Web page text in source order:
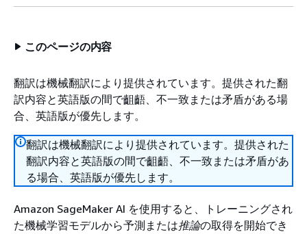
このページの内容
翻訳は機械翻訳により提供されています。提供された翻
訳内容と英語版の間で齟齬、不一致または矛盾がある場
合、英語版が優先します。
翻訳は機械翻訳により提供されています。提供された
翻訳内容と英語版の間で齟齬、不一致または矛盾があ
る場合、英語版が優先します。
Amazon SageMaker AI を使用すると、トレーニングされ
た機械学習モデルから予測または推論の取得を開始でき